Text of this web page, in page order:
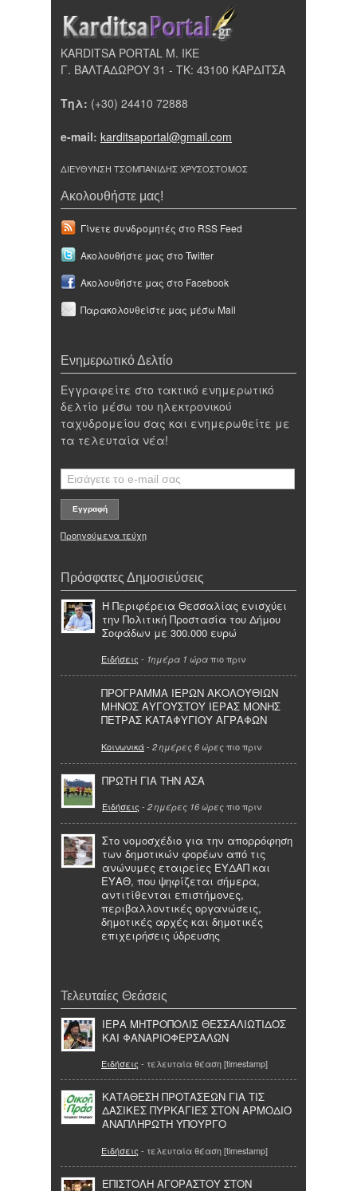
KARDITSA PORTAL Μ. ΙΚΕ
Γ. ΒΑΛΤΑΔΩΡΟΥ 31 - ΤΚ: 43100 ΚΑΡΔΙΤΣΑ
Τηλ: (+30) 24410 72888
e-mail: karditsaportal@gmail.com
ΔΙΕΥΘΥΝΣΗ ΤΣΟΜΠΑΝΙΔΗΣ ΧΡΥΣΟΣΤΟΜΟΣ
Ακολουθήστε μας!
Γίνετε συνδρομητές στο RSS Feed
Ακολουθήστε μας στο Twitter
Ακολουθήστε μας στο Facebook
Παρακολουθείστε μας μέσω Mail
Ενημερωτικό Δελτίο
Εγγραφείτε στο τακτικό ενημερωτικό
δελτίο μέσω του ηλεκτρονικού
ταχυδρομείου σας και ενημερωθείτε με
τα τελευταία νέα!
Προηγούμενα τεύχη
Πρόσφατες Δημοσιεύσεις
Η Περιφέρεια Θεσσαλίας ενισχύει
την Πολιτική Προστασία του Δήμου
Σοφάδων με 300.000 ευρώ
Ειδήσεις - 1ημέρα 1 ώρα πιο πριν
ΠΡΟΓΡΑΜΜΑ ΙΕΡΩΝ ΑΚΟΛΟΥΘΙΩΝ
ΜΗΝΟΣ ΑΥΓΟΥΣΤΟΥ ΙΕΡΑΣ ΜΟΝΗΣ
ΠΕΤΡΑΣ ΚΑΤΑΦΥΓΙΟΥ ΑΓΡΑΦΩΝ
Κοινωνικά- 2 ημέρες 6 ώρες πιο πριν
ΠΡΩΤΗ ΓΙΑ ΤΗΝ ΑΣΑ
Ειδήσεις - 2 ημέρες 16 ώρες πιο πριν
Στο νομοσχέδιο για την απορρόφηση
των δημοτικών φορέων από τις
ανώνυμες εταιρείες ΕΥΔΑΠ και
ΕΥΑΘ, που ψηφίζεται σήμερα,
αντιτίθενται επιστήμονες,
περιβαλλοντικές οργανώσεις,
δημοτικές αρχές και δημοτικές
επιχειρήσεις ύδρευσης
Τελευταίες Θεάσεις
ΙΕΡΑ ΜΗΤΡΟΠΟΛΙΣ ΘΕΣΣΑΛΙΩΤΙΔΟΣ
ΚΑΙ ΦΑΝΑΡΙΟΦΕΡΣΑΛΩΝ
Ειδήσεις - τελευταία θέαση [timestamp]
ΚΑΤΑΘΕΣΗ ΠΡΟΤΑΣΕΩΝ ΓΙΑ ΤΙΣ
ΔΑΣΙΚΕΣ ΠΥΡΚΑΓΙΕΣ ΣΤΟΝ ΑΡΜΟΔΙΟ
ΑΝΑΠΛΗΡΩΤΗ ΥΠΟΥΡΓΟ
Ειδήσεις - τελευταία θέαση [timestamp]
ΕΠΙΣΤΟΛΗ ΑΓΟΡΑΣΤΟΥ ΣΤΟΝ